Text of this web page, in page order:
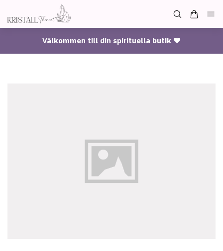
Välkommen till din spirituella butik ♥